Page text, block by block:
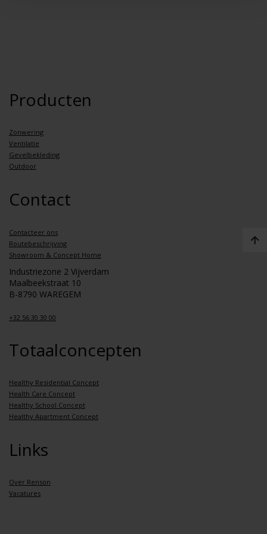
Producten
Zonwering
Ventilatie
Gevelbekleding
Outdoor
Contact
Contacteer ons
Routebeschrijving
Showroom & Concept Home
Industriezone 2 Vijverdam
Maalbeekstraat 10
B-8790 WAREGEM
+32 56 30 30 00
Totaalconcepten
Healthy Residential Concept
Health Care Concept
Healthy School Concept
Healthy Apartment Concept
Links
Over Renson
Vacatures